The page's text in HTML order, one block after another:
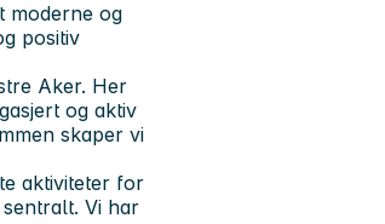
moderne og
positiv
Aker. Her
og aktiv
skaper vi
aktiviteter for
Vi har